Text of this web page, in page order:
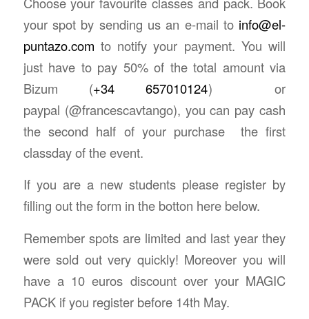
your spot by sending us an e-mail to info@el-
puntazo.com to notify your payment. You will
just have to pay 50% of the total amount via
Bizum (+34 657010124) or
paypal (@francescavtango), you can pay cash
the second half of your purchase the first
classday of the event.
If you are a new students please register by
filling out the form in the botton here below.
Remember spots are limited and last year they
were sold out very quickly! Moreover you will
have a 10 euros discount over your MAGIC
PACK if you register before 14th May.